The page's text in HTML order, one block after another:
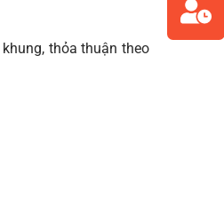
thỏa thuận theo